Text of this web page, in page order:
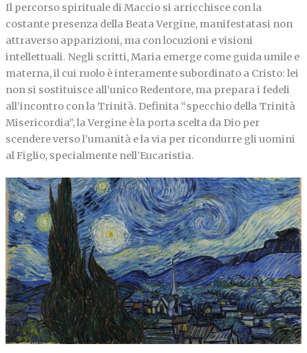
Il percorso spirituale di Maccio si arricchisce con la
costante presenza della Beata Vergine, manifestatasi non
attraverso apparizioni, ma con locuzioni e visioni
intellettuali. Negli scritti, Maria emerge come guida umile e
materna, il cui ruolo è interamente subordinato a Cristo: lei
non si sostituisce all’unico Redentore, ma prepara i fedeli
all’incontro con la Trinità. Definita “specchio della Trinità
Misericordia”, la Vergine è la porta scelta da Dio per
scendere verso l’umanità e la via per ricondurre gli uomini
al Figlio, specialmente nell’Eucaristia.